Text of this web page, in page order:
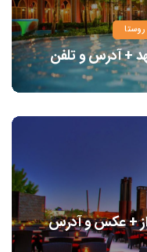
+ آدرس و تلفن
+ عکس و آدرس